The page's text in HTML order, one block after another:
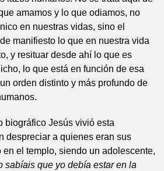
amamos y lo que odiamos, no
en nuestras vidas, sino el
manifiesto lo que en nuestra vida
y resituar desde ahí lo que es
lo que está en función de esa
orden distinto y más profundo de
biográfico Jesús vivió esta
despreciar a quienes eran sus
en el templo, siendo un adolescente,
sabíais que yo debía estar en la